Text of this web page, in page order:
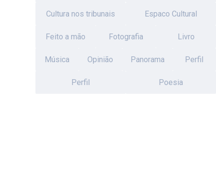
Cultura nos tribunais Espaco Cultural
Feito a mão Fotografia Livro
Música Opinião Panorama Perfil
Perfil Poesia